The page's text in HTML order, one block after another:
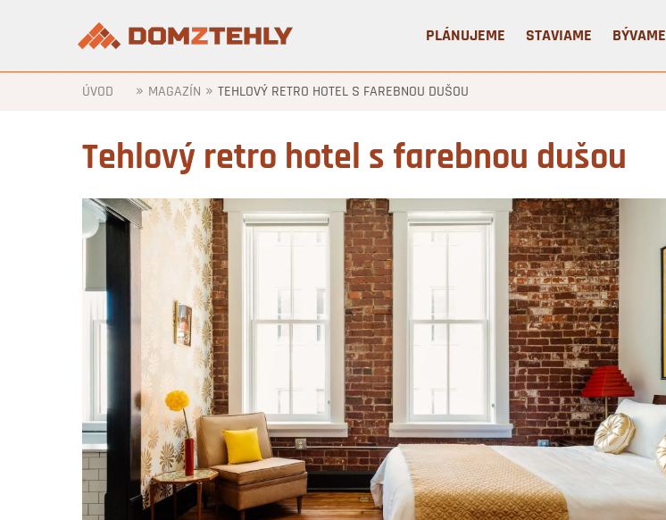
PLÁNUJEME STAVIAME BÝVAME
ÚVOD » MAGAZÍN » TEHLOVÝ RETRO HOTEL S FAREBNOU DUŠOU
Tehlový retro hotel s farebnou dušou